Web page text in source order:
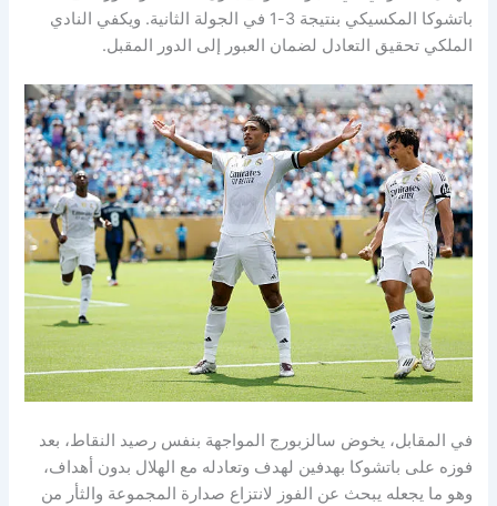
باتشوكا المكسيكي بنتيجة 3-1 في الجولة الثانية. ويكفي النادي
الملكي تحقيق التعادل لضمان العبور إلى الدور المقبل.
في المقابل، يخوض سالزبورج المواجهة بنفس رصيد النقاط، بعد
فوزه على باتشوكا بهدفين لهدف وتعادله مع الهلال بدون أهداف،
وهو ما يجعله يبحث عن الفوز لانتزاع صدارة المجموعة والثأر من